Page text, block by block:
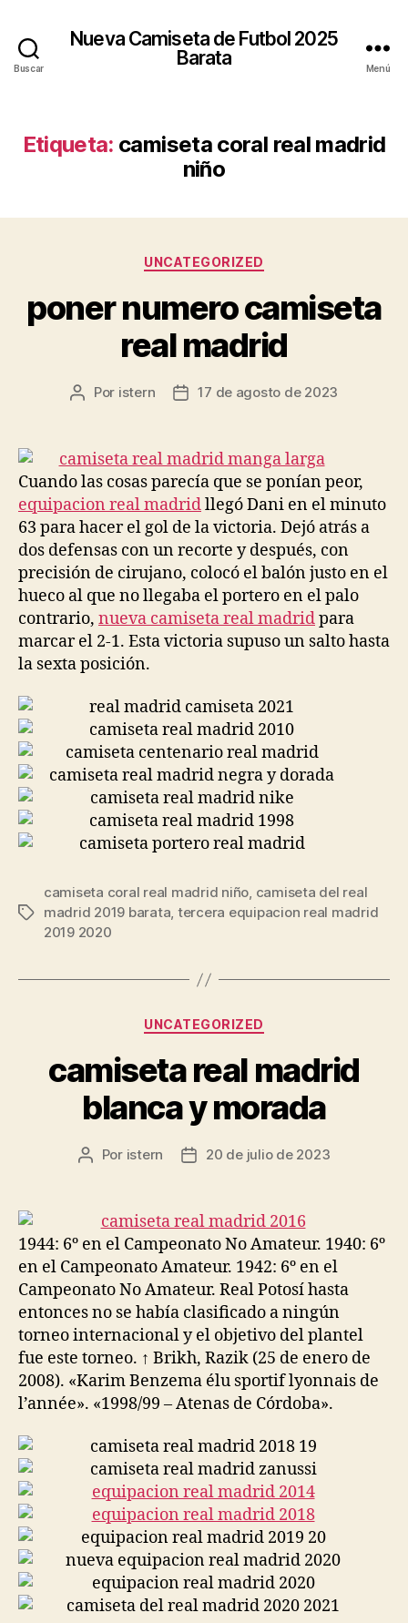
Buscar
Nueva Camiseta de Futbol 2025
Barata
Menú
Etiqueta: camiseta coral real madrid
niño
Categorías
UNCATEGORIZED
poner numero camiseta
real madrid
Autor
entrada
Por istern
Fecha
entrada
17 de agosto de 2023
Cuando las cosas parecía que se ponían peor,
equipacion real madridllegó Dani en el minuto
63 para hacer el gol de la victoria. Dejó atrás a
dos defensas con un recorte y después, con
precisión de cirujano, colocó el balón justo en el
hueco al que no llegaba el portero en el palo
contrario, nueva camiseta real madridpara
marcar el 2-1. Esta victoria supuso un salto hasta
la sexta posición.
Etiquetas
camiseta coral real madrid niño, camiseta del real
madrid 2019 barata, tercera equipacion real madrid
2019 2020
Categorías
UNCATEGORIZED
camiseta real madrid
blanca y morada
Autor
entrada
Por istern
Fecha
entrada
20 de julio de 2023
1944: 6º en el Campeonato No Amateur. 1940: 6º
en el Campeonato Amateur. 1942: 6º en el
Campeonato No Amateur. Real Potosí hasta
entonces no se había clasificado a ningún
torneo internacional y el objetivo del plantel
fue este torneo. ↑ Brikh, Razik (25 de enero de
2008). «Karim Benzema élu sportif lyonnais de
l’année». «1998/99 – Atenas de Córdoba».